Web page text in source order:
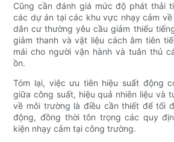
Cũng cần đánh giá mức độ phát thải
các dự án tại các khu vực nhạy cảm
dân cư thường yêu cầu giảm thiểu
giảm thanh và vật liệu cách âm tiên
mái cho người vận hành và tuân thủ
ồn.
Tóm lại, việc ưu tiên hiệu suất động
giữa công suất, hiệu quả nhiên liệu và
về môi trường là điều cần thiết để tối
động, đồng thời tôn trọng các quy
kiện nhạy cảm tại công trường.